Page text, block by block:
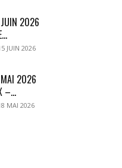
2026
JUIN 2026
2026
–...
MAI 2026